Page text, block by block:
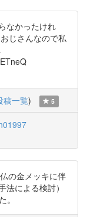
なかったけれ
じさんなので私
稿一覧) 5
の金メッキに伴
による検討）